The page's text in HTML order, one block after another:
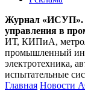
Журнал «ИСУП».
управления в
ИТ, КИПиА,
промышленный
электротехника,
испытательные
Главная Новости